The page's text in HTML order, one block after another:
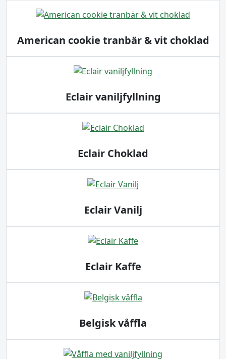
American cookie tranbär & vit choklad
Eclair vaniljfyllning
Eclair Choklad
Eclair Vanilj
Eclair Kaffe
Belgisk våffla